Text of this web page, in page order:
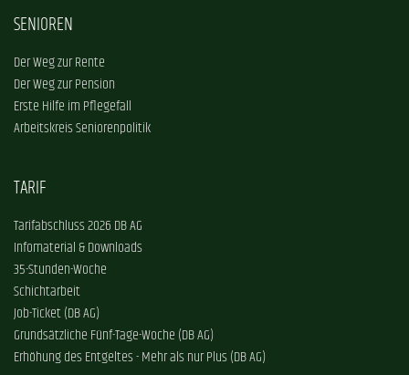
SENIOREN
Der Weg zur Rente
Der Weg zur Pension
Erste Hilfe im Pflegefall
Arbeitskreis Seniorenpolitik
TARIF
Tarifabschluss 2026 DB AG
Infomaterial & Downloads
35-Stunden-Woche
Schichtarbeit
Job-Ticket (DB AG)
Grundsätzliche Fünf-Tage-Woche (DB AG)
Erhöhung des Entgeltes - Mehr als nur Plus (DB AG)